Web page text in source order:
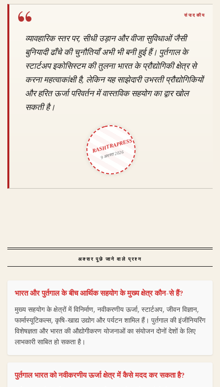
व्यावहारिक स्तर पर, सीधी उड़ान और वीजा सुविधाओं जैसी
बुनियादी ढाँचे की चुनौतियाँ अभी भी बनी हुई हैं। पुर्तगाल के
स्टार्टअप इकोसिस्टम की तुलना भारत के प्रौद्योगिकी क्षेत्र से
करना महत्वाकांक्षी है, लेकिन यह साझेदारी उभरती प्रौद्योगिकियों
और हरित ऊर्जा परिवर्तन में वास्तविक सहयोग का द्वार खोल
सकती है।
RASHTRAPRESS
9 अगस्त 2026
अक्सर पूछे जाने वाले प्रश्न
भारत और पुर्तगाल के बीच आर्थिक सहयोग के मुख्य क्षेत्र कौन-से हैं?
मुख्य सहयोग के क्षेत्रों में विनिर्माण, नवीकरणीय ऊर्जा, स्टार्टअप, जीवन विज्ञान,
फार्मास्यूटिकल्स, कृषि-खाद्य उद्योग और पर्यटन शामिल हैं। पुर्तगाल की इंजीनियरिंग
विशेषज्ञता और भारत की औद्योगीकरण योजनाओं का संयोजन दोनों देशों के लिए
लाभकारी साबित हो सकता है।
पुर्तगाल भारत को नवीकरणीय ऊर्जा क्षेत्र में कैसे मदद कर सकता है?